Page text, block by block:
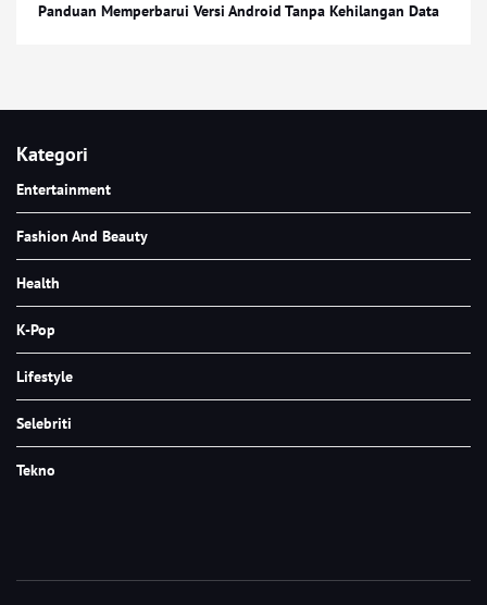
Panduan Memperbarui Versi Android Tanpa Kehilangan Data
Kategori
Entertainment
Fashion And Beauty
Health
K-Pop
Lifestyle
Selebriti
Tekno